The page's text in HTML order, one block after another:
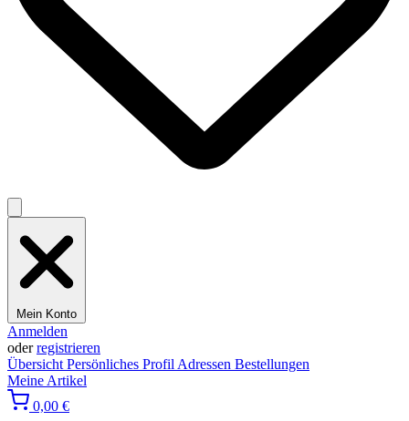
Mein Konto
Anmelden
oderregistrieren
Übersicht Persönliches Profil Adressen Bestellungen
Meine Artikel
0,00 €